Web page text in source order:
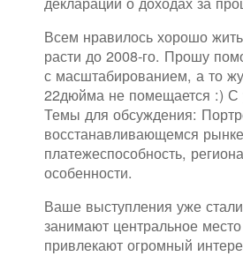
Всем нравилось хорошо
расти до 2008-го. Прошу
с масштабированием, а то
22дюйма не помещается :) С
Темы для обсуждения:
восстанавливающемся
платежеспособность,
особенности.
Ваше выступления уже
занимают центральное
привлекают огромный